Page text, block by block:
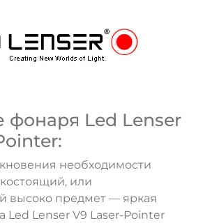
фонаря Led Lenser
необходимости
или
высоко предмет — яркая
Led Lenser V9 Laser-Pointer